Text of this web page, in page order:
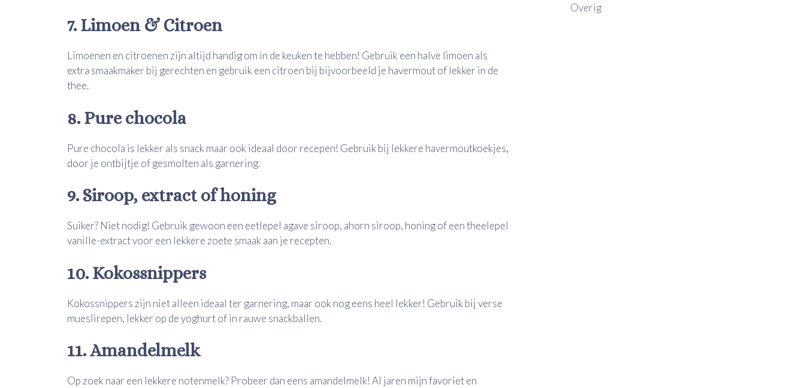
7. Limoen & Citroen
Limoenen en citroenen zijn altijd handig om in de keuken te hebben! Gebruik een halve limoen als
extra smaakmaker bij gerechten en gebruik een citroen bij bijvoorbeeld je havermout of lekker in de
thee.
8. Pure chocola
Pure chocola is lekker als snack maar ook ideaal door recepen! Gebruik bij lekkere havermoutkoekjes,
door je ontbijtje of gesmolten als garnering.
9. Siroop, extract of honing
Suiker? Niet nodig! Gebruik gewoon een eetlepel agave siroop, ahorn siroop, honing of een theelepel
vanille-extract voor een lekkere zoete smaak aan je recepten.
10. Kokossnippers
Kokossnippers zijn niet alleen ideaal ter garnering, maar ook nog eens heel lekker! Gebruik bij verse
mueslirepen, lekker op de yoghurt of in rauwe snackballen.
11. Amandelmelk
Op zoek naar een lekkere notenmelk? Probeer dan eens amandelmelk! Al jaren mijn favoriet en
Overig